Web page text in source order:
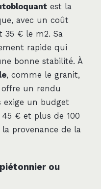
est la
avec un coût
35 € le m2. Sa
rapide qui
bonne stabilité. À
, comme le granit,
offre un rendu
exige un budget
€ et plus de 100
provenance de la
ou